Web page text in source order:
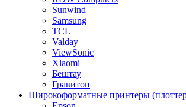
Sunwind
Samsung
TCL
Valday
ViewSonic
Xiaomi
Бештау
Гравитон
Широкоформатные принтеры